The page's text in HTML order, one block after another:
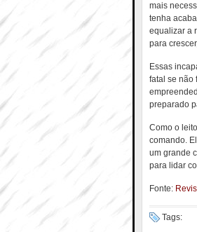
mais
tenha
equalizar a
para
Essas
fatal se não
preparado
Como o
comando.
um grande
para lidar
Fonte:
Tags: